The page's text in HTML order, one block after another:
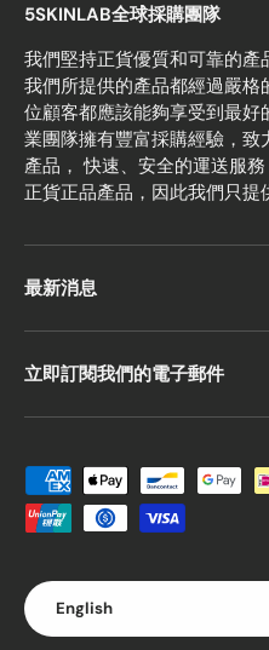
5SKINLAB全球採購團隊
我們堅持正貨優質和可靠的
我們所提供的產品都經過嚴
位顧客都應該能夠享受到最
業團隊擁有豐富採購經驗，
產品， 快速、安全的運送服
正貨正品產品，因此我們只提
最新消息
立即訂閱我們的電子郵件
Payment methods accepted
Language
English